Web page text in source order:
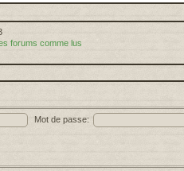
forums comme lus
Mot de passe: